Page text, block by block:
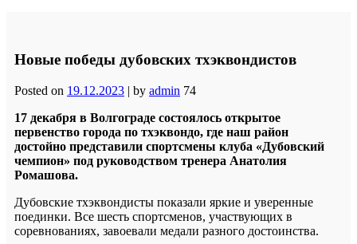
Новые победы дубовских тхэквондистов
Posted on 19.12.2023 | by admin 74
17 декабря в Волгограде состоялось открытое
первенство города по тхэквондо, где наш район
достойно представили спортсмены клуба «Дубовский
чемпион» под руководством тренера Анатолия
Ромашова.
Дубовские тхэквондисты показали яркие и уверенные
поединки. Все шесть спортсменов, участвующих в
соревнованиях, завоевали медали разного достоинства.